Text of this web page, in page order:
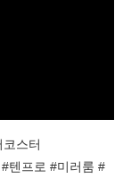
스터
텐프로 #미러룸 #